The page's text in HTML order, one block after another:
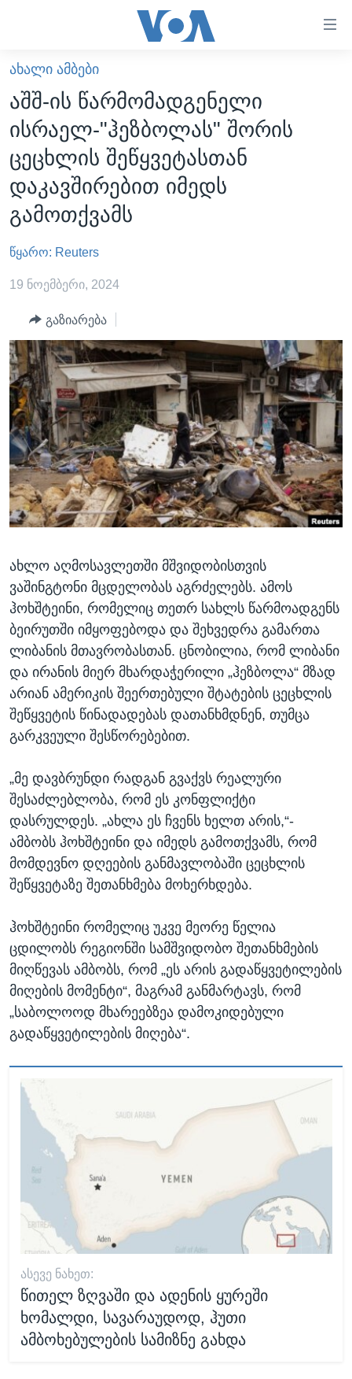
ხელმისაწვდომობისთვის
გადადით
მთავარზე
გადადით
მთავარ
ნავიგაციაზე
გადადით
ძიებაზე
ᲐᲮᲐᲚᲘ ᲐᲛᲑᲔᲑᲘ
ᲡᲐᲥᲐᲠᲗᲕᲔᲚᲝ
ᲐᲨᲨ
ᲐᲨᲨ-ᲘᲡ ᲐᲠᲩᲔᲕᲜᲔᲑᲘ 2024
ᲛᲡᲝᲤᲚᲘᲝ
ᲕᲘᲓᲔᲝᲔᲑᲘ
ᲒᲐᲓᲐᲪᲔᲛᲔᲑᲘ
ᲕᲐᲨᲘᲜᲒᲢᲝᲜᲘ ᲓᲦᲔᲡ
ᲮᲔᲓᲕᲐ ᲕᲐᲨᲘᲜᲒᲢᲝᲜᲘᲓᲐᲜ
ᲡᲢᲣᲓᲘᲐ ᲕᲐᲨᲘᲜᲒᲢᲝᲜᲘ
ᲡᲮᲕᲐ ᲡᲘᲐᲮᲚᲔᲔᲑᲘ
ᲞᲝᲚᲘᲢᲘᲙᲐ
ᲔᲙᲝᲜᲝᲛᲘᲙᲐ
ᲯᲐᲜᲛᲠᲗᲔᲚᲝᲑᲐ
ᲛᲔᲪᲜᲘᲔᲠᲔᲑᲐ
ᲘᲜᲢᲔᲠᲕᲘᲣ
ᲙᲣᲚᲢᲣᲠᲐ
ᲒᲐᲚᲘᲚᲔᲝ
ᲠᲣᲡᲔᲗᲘᲡ ᲨᲔᲭᲠᲐ ᲣᲙᲠᲐᲘᲜᲐᲨᲘ
Learning English
ᲗᲕᲐᲚᲘ ᲒᲕᲐᲓᲔᲕᲜᲔᲗ
ენები
ᲐᲮᲐᲚᲘ ᲐᲛᲑᲔᲑᲘ
აშშ-ის წარმომადგენელი
ისრაელ-"ჰეზბოლას" შორის
ცეცხლის შეწყვეტასთან
დაკავშირებით იმედს
გამოთქვამს
წყარო: Reuters
19 ნოემბერი, 2024
გაზიარება
ახლო აღმოსავლეთში მშვიდობისთვის
ვაშინგტონი მცდელობას აგრძელებს. ამოს
ჰოხშტეინი, რომელიც თეთრ სახლს წარმოადგენს
ბეირუთში იმყოფებოდა და შეხვედრა გამართა
ლიბანის მთავრობასთან. ცნობილია, რომ ლიბანი
და ირანის მიერ მხარდაჭერილი „ჰეზბოლა“ მზად
არიან ამერიკის შეერთებული შტატების ცეცხლის
შეწყვეტის წინადადებას დათანხმდნენ, თუმცა
გარკვეული შესწორებებით.
„მე დავბრუნდი რადგან გვაქვს რეალური
შესაძლებლობა, რომ ეს კონფლიქტი
დასრულდეს. „ახლა ეს ჩვენს ხელთ არის,“-
ამბობს ჰოხშტეინი და იმედს გამოთქვამს, რომ
მომდევნო დღეების განმავლობაში ცეცხლის
შეწყვეტაზე შეთანხმება მოხერხდება.
ჰოხშტეინი რომელიც უკვე მეორე წელია
ცდილობს რეგიონში სამშვიდობო შეთანხმების
მიღწევას ამბობს, რომ „ეს არის გადაწყვეტილების
მიღების მომენტი“, მაგრამ განმარტავს, რომ
„საბოლოოდ მხარეებზეა დამოკიდებული
გადაწყვეტილების მიღება“.
ᲐᲡᲔᲕᲔ ᲜᲐᲮᲔᲗ:
წითელ ზღვაში და ადენის ყურეში
ხომალდი, სავარაუდოდ, ჰუთი
ამბოხებულების სამიზნე გახდა